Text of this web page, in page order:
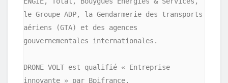
le Groupe ADP, la Gendarmerie des transports
aériens (GTA) et des agences
gouvernementales internationales.
DRONE VOLT est qualifié « Entreprise